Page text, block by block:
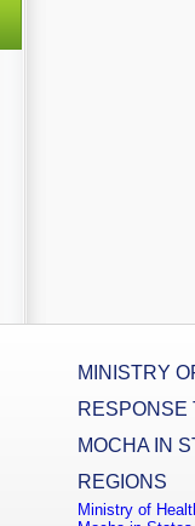
MINISTRY
RESPONSE
MOCHA IN
REGIONS
Ministry of